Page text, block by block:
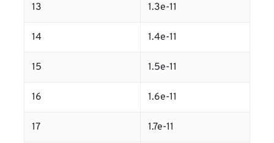
13 1.3e-11
14 1.4e-11
15 1.5e-11
16 1.6e-11
17 1.7e-11